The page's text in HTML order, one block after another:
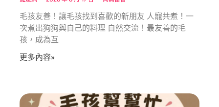
毛孩友善！讓毛孩找到喜歡的新朋友 人寵共煮！一
次煮出狗狗與自己的料理 自然交流！最友善的毛
孩，成為互
更多內容»